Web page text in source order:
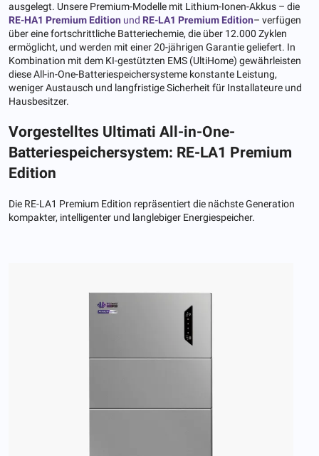
ausgelegt. Unsere Premium-Modelle mit Lithium-Ionen-Akkus – die
RE-HA1 Premium Edition und RE-LA1 Premium Edition– verfügen
über eine fortschrittliche Batteriechemie, die über 12.000 Zyklen
ermöglicht, und werden mit einer 20-jährigen Garantie geliefert. In
Kombination mit dem KI-gestützten EMS (UltiHome) gewährleisten
diese All-in-One-Batteriespeichersysteme konstante Leistung,
weniger Austausch und langfristige Sicherheit für Installateure und
Hausbesitzer.
Vorgestelltes Ultimati All-in-One-
Batteriespeichersystem: RE-LA1 Premium
Edition
Die RE-LA1 Premium Edition repräsentiert die nächste Generation
kompakter, intelligenter und langlebiger Energiespeicher.